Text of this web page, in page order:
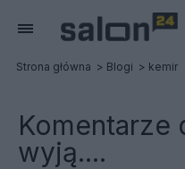
Strona główna Blogi kemir
Komentarze
wyją....